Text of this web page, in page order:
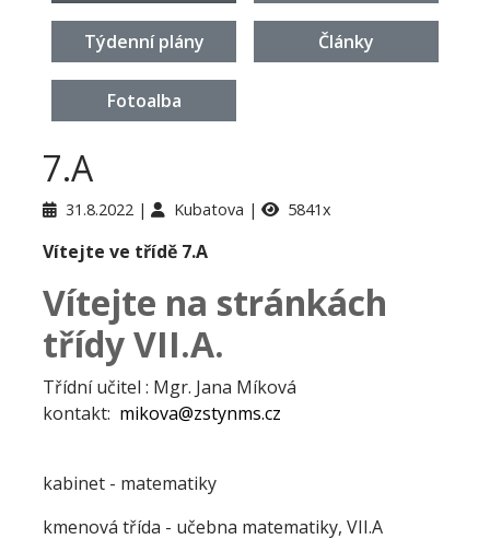
Týdenní plány Články
Fotoalba
7.A
31.8.2022 Kubatova 5841x
Vítejte ve třídě 7.A
Vítejte na stránkách
třídy VII.A.
Třídní učitel : Mgr. Jana Míková
kontakt: mikova@zstynms.cz
kabinet - matematiky
kmenová třída - učebna matematiky, VII.A